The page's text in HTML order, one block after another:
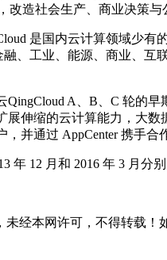
改造社会生产、商业决策
是国内云计算领域少
、工业、能源、商业、
A、B、C 轮的
伸缩的云计算能力，大
并通过 AppCenter 携手合
年 12 月和 2016 年 3 月分
未经本网许可，不得转载！